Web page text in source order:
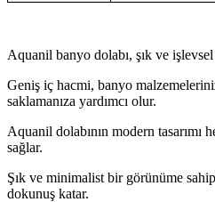
Aquanil banyo dolabı, şık ve
Geniş iç hacmi, banyo
saklamanıza yardımcı olur.
Aquanil dolabının modern
sağlar.
Şık ve minimalist bir görünüme
dokunuş katar.